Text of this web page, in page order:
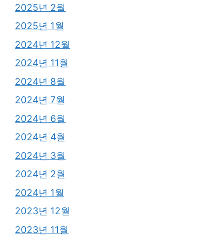
2025년 2월
2025년 1월
2024년 12월
2024년 11월
2024년 8월
2024년 7월
2024년 6월
2024년 4월
2024년 3월
2024년 2월
2024년 1월
2023년 12월
2023년 11월